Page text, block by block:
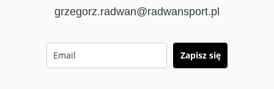
grzegorz.radwan@radwansport.pl
Zapisz się